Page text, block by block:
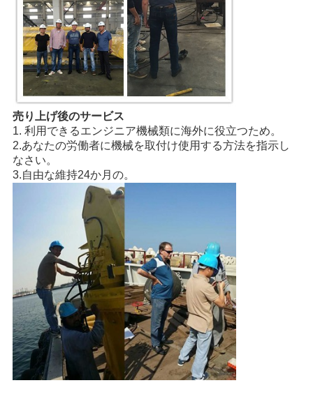
売り上げ後のサービス
1. 利用できるエンジニア機械類に海外に役立つため。
2.あなたの労働者に機械を取付け使用する方法を指示し
なさい。
3.自由な維持24か月の。